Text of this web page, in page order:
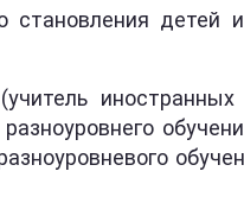
становления